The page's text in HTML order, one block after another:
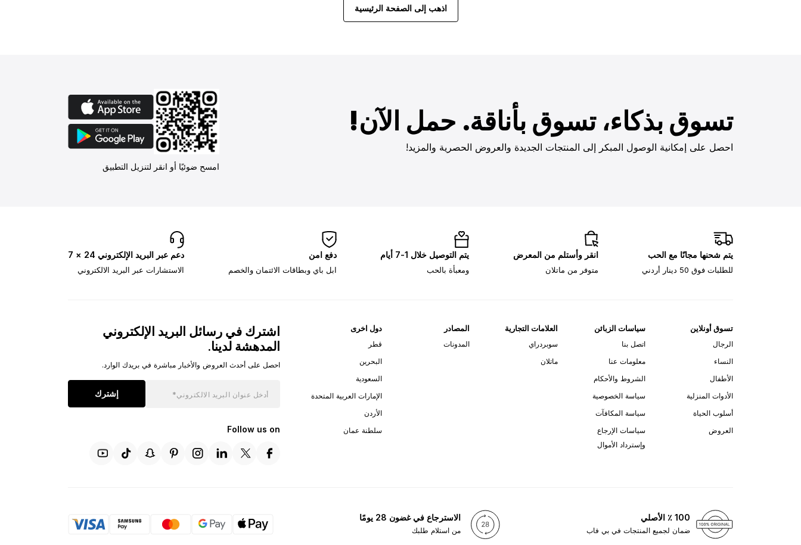
اذهب إلى الصفحة الرئيسية
تسوق بذكاء، تسوق بأناقة. حمل الآن!
احصل على إمكانية الوصول المبكر إلى المنتجات الجديدة والعروض الحصرية والمزيد!
امسح ضوئيًا أو انقر لتنزيل التطبيق
يتم شحنها مجانًا مع الحب
للطلبات فوق 50 دينار أردني
انقر وأستلم من المعرض
متوفر من ماتلان
يتم التوصيل خلال 1-7 أيام
ومعبأة بالحب
دفع امن
ابل باي وبطاقات الائتمان والخصم
دعم عبر البريد الإلكتروني 24 × 7
الاستشارات عبر البريد الالكتروني
تسوق أونلاين
الرجال
النساء
الأطفال
الأدوات المنزلية
أسلوب الحياة
العروض
سياسات الزبائن
اتصل بنا
معلومات عنا
الشروط والأحكام
سياسة الخصوصية
سياسة المكافآت
سياسات الإرجاع
وإسترداد الأموال
العلامات التجارية
سوبردراي
ماتلان
المصادر
المدونات
دول اخرى
قطر
البحرين
السعودية
الإمارات العربية المتحدة
الأردن
سلطنة عمان
اشترك في رسائل البريد الإلكتروني
المدهشة لدينا.
احصل على أحدث العروض والأخبار مباشرة في بريدك الوارد.
إشترك
Follow us on
100 ٪ الأصلي
ضمان لجميع المنتجات في بي فاب
الاسترجاع في غضون 28 يومًا
من استلام طلبك